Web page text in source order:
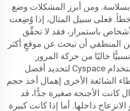
بسلاسة. ومن أبرز المشكلات وضع
فعلى سبيل المثال، إذا وُضِعت
باستمرار، فقد لا تحقِّق
المنطقي أن تبحث عن موقعٍ أكثر
خاليًا من حركة المرور
Cyspace لتحديد أفضل
الشائعة الأخرى إهمال أخذ حجم
كانت الأجنحة صغيرة جدًّا، قد
داخلها. أما إذا كانت كبيرة